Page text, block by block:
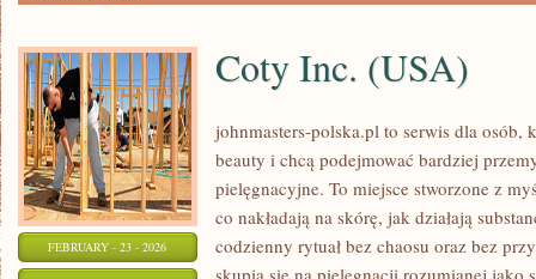
FEBRUARY - 23 - 2026
Coty Inc. (USA)
johnmasters-polska.pl to serwis dla osób,
beauty i chcą podejmować bardziej
pielęgnacyjne. To miejsce stworzone z
co nakładają na skórę, jak działają
codzienny rytuał bez chaosu oraz bez
skupia się na pielęgnacji rozumianej jako